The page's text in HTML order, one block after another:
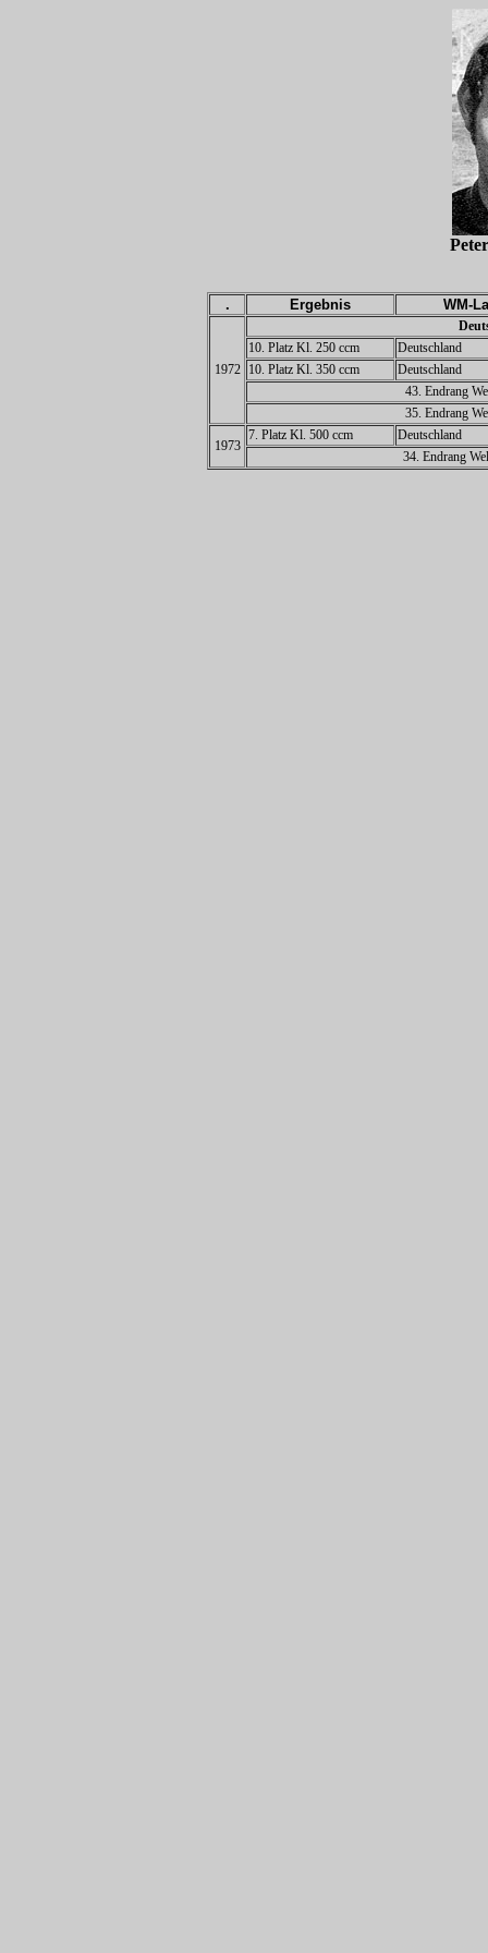
. Ergebnis WM-
1972
10. Platz Kl. 250 ccm
Deutschland
10. Platz Kl. 350 ccm
Deutschland
43. Endrang
35. Endrang
1973
7. Platz Kl. 500 ccm
Deutschland
34. Endrang